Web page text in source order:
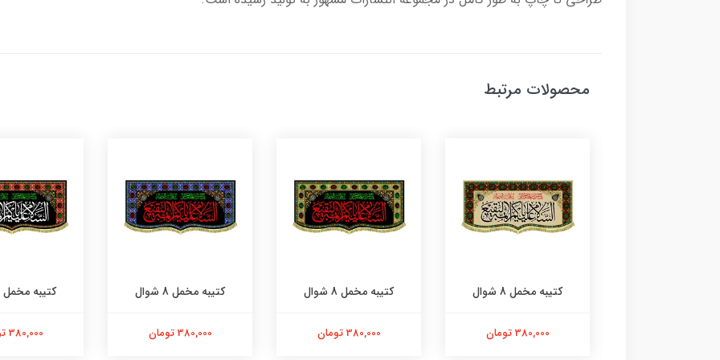
محصولات مرتبط
کتیبه مخمل 8 شوال
380,000 تومان
کتیبه مخمل 8 شوال
380,000 تومان
کتیبه مخمل 8 شوال
380,000 تومان
کتیبه مخمل 8 شوال
380,000 تومان